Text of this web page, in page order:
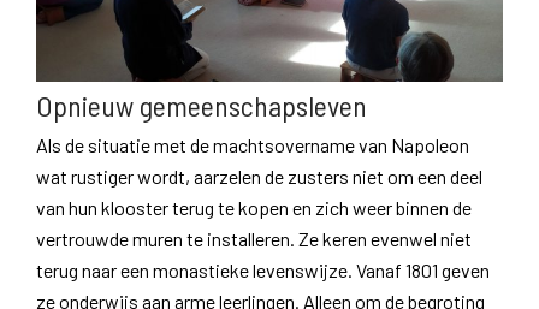
Opnieuw gemeenschapsleven
Als de situatie met de machtsovername van Napoleon
wat rustiger wordt, aarzelen de zusters niet om een deel
van hun klooster terug te kopen en zich weer binnen de
vertrouwde muren te installeren. Ze keren evenwel niet
terug naar een monastieke levenswijze. Vanaf 1801 geven
ze onderwijs aan arme leerlingen. Alleen om de begroting